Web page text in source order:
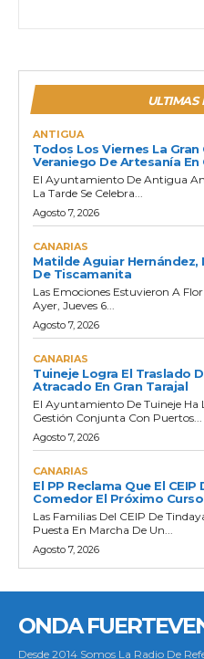
ULTIMAS
ANTIGUA
Todos Los Viernes La
Veraniego De Artesanía
El Ayuntamiento De Antigua
La Tarde Se Celebra...
Agosto 7, 2026
CANARIAS
Matilde Aguiar Hernández,
De Tiscamanita
Las Emociones Estuvieron A
Ayer, Jueves 6...
Agosto 7, 2026
CANARIAS
Tuineje Logra El Traslado
Atracado En Gran Tarajal
El Ayuntamiento De Tuineje Ha
Gestión Conjunta Con Puertos...
Agosto 7, 2026
CANARIAS
El PP Reclama Que El
Comedor El Próximo Curso
Las Familias Del CEIP De
Puesta En Marcha De Un...
Agosto 7, 2026
ONDA
Desde 2014 Somos La Radio De